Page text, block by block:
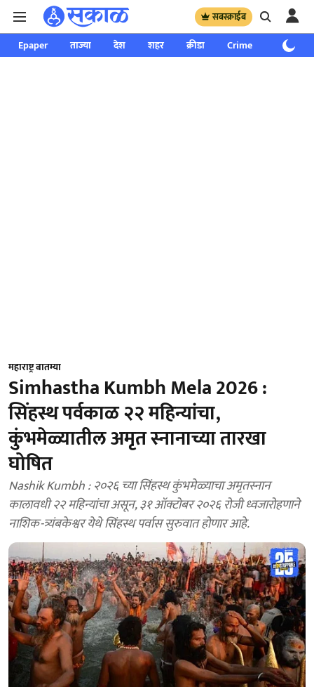
सबस्क्राईब
Epaper ताज्या देश शहर क्रीडा Crime साप्ताहिक
महाराष्ट्र बातम्या
Simhastha Kumbh Mela 2026 :
सिंहस्थ पर्वकाळ २२ महिन्यांचा,
कुंभमेळ्यातील अमृत स्नानाच्या तारखा
घोषित
Nashik Kumbh : २०२६ च्या सिंहस्थ कुंभमेळ्याचा अमृतस्नान
कालावधी २२ महिन्यांचा असून, ३१ ऑक्टोबर २०२६ रोजी ध्वजारोहणाने
नाशिक-त्र्यंबकेश्वर येथे सिंहस्थ पर्वास सुरुवात होणार आहे.